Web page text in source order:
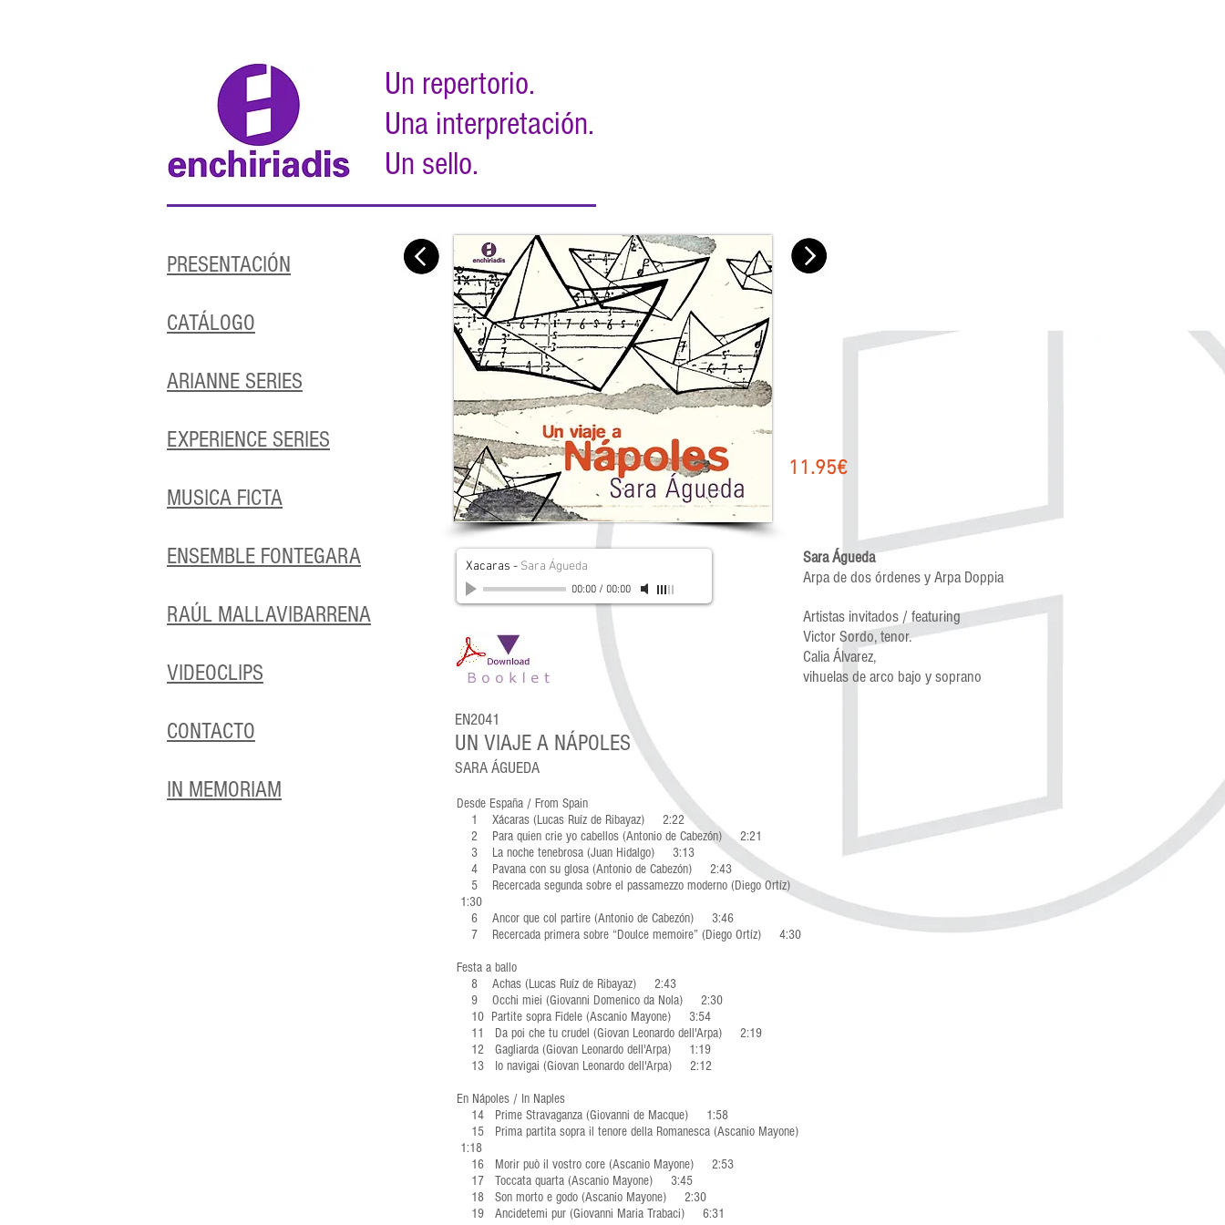
Un repertorio.
Una interpretación.
Un sello.
Xacaras - Sara Águeda
00:00/ 00:00
11.95€
Sara Águeda
Arpa de dos órdenes y Arpa Doppia
Artistas invitados / featuring
Victor Sordo, tenor.
Calia Álvarez,
vihuelas de arco bajo y soprano
EN2041
UN VIAJE A NÁPOLES
SARA ÁGUEDA
Desde España / From Spain
1 Xácaras (Lucas Ruíz de Ribayaz) 2:22
2 Para quien crie yo cabellos (Antonio de Cabezón) 2:21
3 La noche tenebrosa (Juan Hidalgo) 3:13
4 Pavana con su glosa (Antonio de Cabezón) 2:43
5 Recercada segunda sobre el passamezzo moderno (Diego Ortíz)
1:30
6 Ancor que col partire (Antonio de Cabezón) 3:46
7 Recercada primera sobre “Doulce memoire” (Diego Ortíz) 4:30
Festa a ballo
8 Achas (Lucas Ruíz de Ribayaz) 2:43
9 Occhi miei (Giovanni Domenico da Nola) 2:30
10 Partite sopra Fidele (Ascanio Mayone) 3:54
11 Da poi che tu crudel (Giovan Leonardo dell'Arpa) 2:19
12 Gagliarda (Giovan Leonardo dell'Arpa) 1:19
13 Io navigai (Giovan Leonardo dell'Arpa) 2:12
En Nápoles / In Naples
14 Prime Stravaganza (Giovanni de Macque) 1:58
15 Prima partita sopra il tenore della Romanesca (Ascanio Mayone)
1:18
16 Morir può il vostro core (Ascanio Mayone) 2:53
17 Toccata quarta (Ascanio Mayone) 3:45
18 Son morto e godo (Ascanio Mayone) 2:30
19 Ancidetemi pur (Giovanni Maria Trabaci) 6:31
PRESENTACIÓN
CATÁLOGO
ARIANNE SERIES
EXPERIENCE SERIES
MUSICA FICTA
ENSEMBLE FONTEGARA
RAÚL MALLAVIBARRENA
VIDEOCLIPS
CONTACTO
IN MEMORIAM